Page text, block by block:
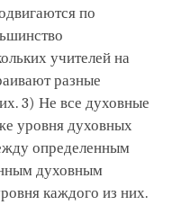
по
учителей на
разные
3) Не все духовные
уровня духовных
определенным
духовным
каждого из них.